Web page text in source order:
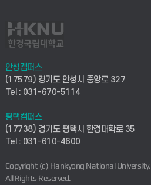
사회안전시스템공학부
컴퓨터응용수학부
ICT로봇기계공학부
전자전기공학부
디자인건축융합학부
사이버캠퍼스(전문학사 및 전공심화)
시설바로처리서비스
연구실안전관리시스템
산학연구관리시스템
산학협력단
취업지원센터
창업지원센터
현장실습지원센터
안성캠퍼스
(17579) 경기도 안성시 중앙로 327
Tel : 031-670-5114
평택캠퍼스
(17738) 경기도 평택시 한경대학로 35
Tel : 031-610-4600
Copyright (c) Hankyong National University.
All Rights Reserved.